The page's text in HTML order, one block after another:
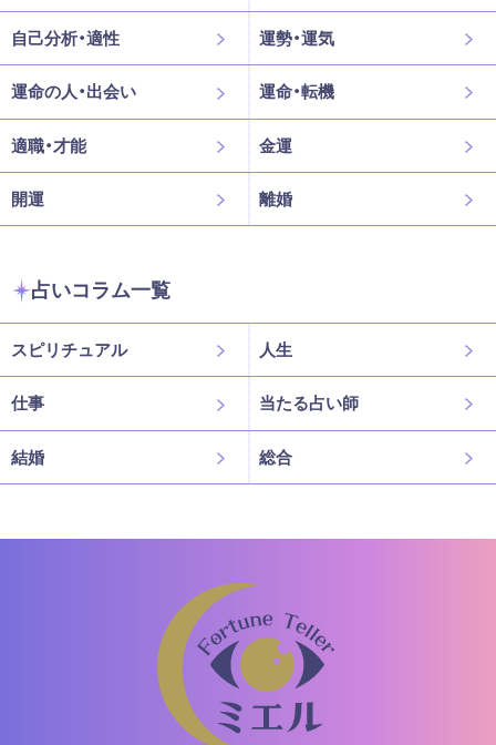
自己分析・適性 運勢・運気
運命の人・出会い 運命・転機
適職・才能 金運
開運 離婚
占いコラム一覧
スピリチュアル 人生
仕事 当たる占い師
結婚 総合